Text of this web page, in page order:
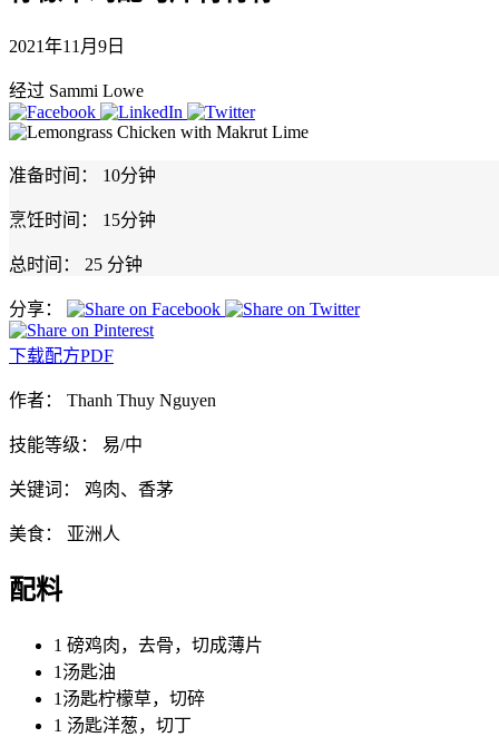
2021年11月9日
经过 Sammi Lowe
准备时间： 10分钟
烹饪时间： 15分钟
总时间： 25 分钟
分享：
下载配方PDF
作者： Thanh Thuy Nguyen
技能等级： 易/中
关键词： 鸡肉、香茅
美食： 亚洲人
配料
1 磅鸡肉，去骨，切成薄片
1汤匙油
1汤匙柠檬草，切碎
1 汤匙洋葱，切丁